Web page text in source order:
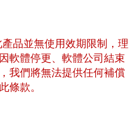
品並無使用效期限制，理
軟體停更、軟體公司結束
我們將無法提供任何補償
條款。